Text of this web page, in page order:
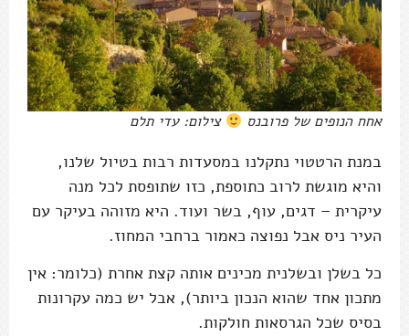
אחח הנופים של פרובנס צילום: עדי תלם
במנת הרטטוי נתקלנו במסעדות רבות בטיול שלנו,
והיא מוגשת לרוב כתוספת, כזו שתופסת לכל מנה
עיקרית – דגים, עוף, בשר ועוד. היא מזוהה בעיקר עם
העיר ניס אבל נפוצה כאמור ברחבי המחוז.
כל בשלן ובשלנית מכינים אותה קצת אחרת (כלומר: אין
מתכון אחד שהוא הנכון ביותר), אבל יש כמה עקרונות
בסיס שכל הגרסאות חולקות.